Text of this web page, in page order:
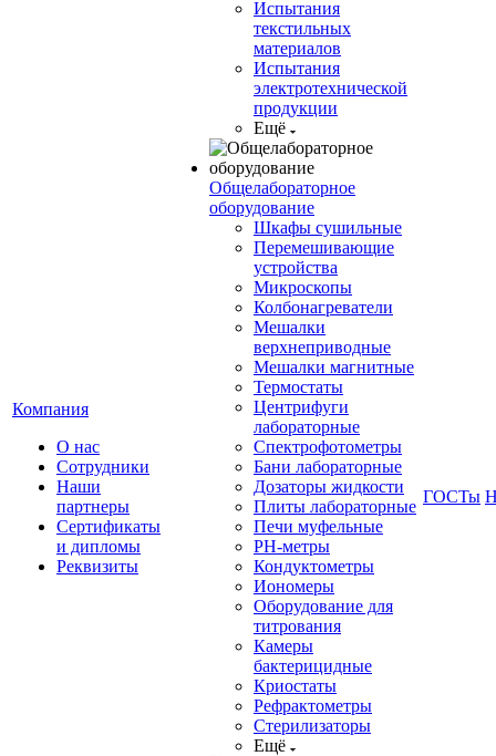
Компания
О нас
Сотрудники
Наши
партнеры
Сертификаты
и дипломы
Реквизиты
Испытания
текстильных
материалов
Испытания
электротехнической
продукции
Ещё
Общелабораторное
оборудование
Шкафы сушильные
Перемешивающие
устройства
Микроскопы
Колбонагреватели
Мешалки
верхнеприводные
Мешалки магнитные
Термостаты
Центрифуги
лабораторные
Спектрофотометры
Бани лабораторные
Дозаторы жидкости
Плиты лабораторные
Печи муфельные
РН-метры
Кондуктометры
Иономеры
Оборудование для
титрования
Камеры
бактерицидные
Криостаты
Рефрактометры
Стерилизаторы
Ещё
ГОСТы